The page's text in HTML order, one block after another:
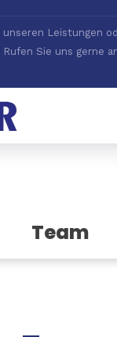
unseren Leistungen
Sie uns gerne
Team